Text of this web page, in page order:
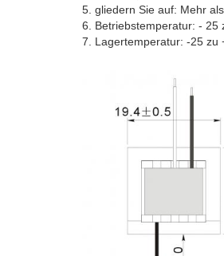
5. gliedern Sie auf: Mehr
6. Betriebstemperatur: - 25
7. Lagertemperatur: -25 zu